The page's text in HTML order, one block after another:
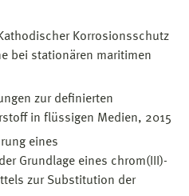
Korrosionsschutz
bei stationären maritimen
zur definierten
in flüssigen Medien, 2015
eines
Grundlage eines chrom(III)-
zur Substitution der